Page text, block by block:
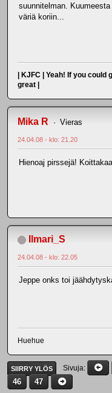
suunnitelman.
väriä koriin...
| KJFC | Yeah! If you could
great |
Mika R Vieras
24.04.08 - klo: 21.20
Hienoaj pirssejä!
Ilmari_S
24.04.08 - klo: 22.05
Jeppe onks toi
Huehue
SIIRRY YLÖS Sivuja
46
47